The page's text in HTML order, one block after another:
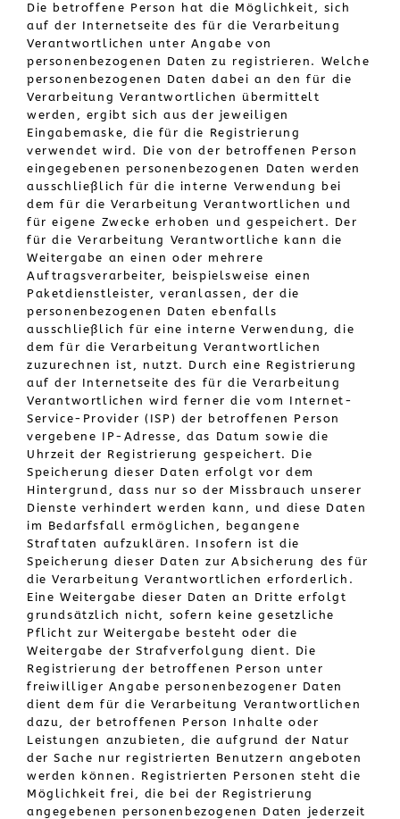
Die betroffene Person hat die Möglichkeit, sich
auf der Internetseite des für die Verarbeitung
Verantwortlichen unter Angabe von
personenbezogenen Daten zu registrieren. Welche
personenbezogenen Daten dabei an den für die
Verarbeitung Verantwortlichen übermittelt
werden, ergibt sich aus der jeweiligen
Eingabemaske, die für die Registrierung
verwendet wird. Die von der betroffenen Person
eingegebenen personenbezogenen Daten werden
ausschließlich für die interne Verwendung bei
dem für die Verarbeitung Verantwortlichen und
für eigene Zwecke erhoben und gespeichert. Der
für die Verarbeitung Verantwortliche kann die
Weitergabe an einen oder mehrere
Auftragsverarbeiter, beispielsweise einen
Paketdienstleister, veranlassen, der die
personenbezogenen Daten ebenfalls
ausschließlich für eine interne Verwendung, die
dem für die Verarbeitung Verantwortlichen
zuzurechnen ist, nutzt. Durch eine Registrierung
auf der Internetseite des für die Verarbeitung
Verantwortlichen wird ferner die vom Internet-
Service-Provider (ISP) der betroffenen Person
vergebene IP-Adresse, das Datum sowie die
Uhrzeit der Registrierung gespeichert. Die
Speicherung dieser Daten erfolgt vor dem
Hintergrund, dass nur so der Missbrauch unserer
Dienste verhindert werden kann, und diese Daten
im Bedarfsfall ermöglichen, begangene
Straftaten aufzuklären. Insofern ist die
Speicherung dieser Daten zur Absicherung des für
die Verarbeitung Verantwortlichen erforderlich.
Eine Weitergabe dieser Daten an Dritte erfolgt
grundsätzlich nicht, sofern keine gesetzliche
Pflicht zur Weitergabe besteht oder die
Weitergabe der Strafverfolgung dient. Die
Registrierung der betroffenen Person unter
freiwilliger Angabe personenbezogener Daten
dient dem für die Verarbeitung Verantwortlichen
dazu, der betroffenen Person Inhalte oder
Leistungen anzubieten, die aufgrund der Natur
der Sache nur registrierten Benutzern angeboten
werden können. Registrierten Personen steht die
Möglichkeit frei, die bei der Registrierung
angegebenen personenbezogenen Daten jederzeit